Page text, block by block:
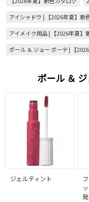
アイシャドウ | 【2026年夏】新
アイメイク用品 | 【2026年夏】
ポール ＆ ジョー ボーテ | 【
ポール ＆
ジェルティント
発